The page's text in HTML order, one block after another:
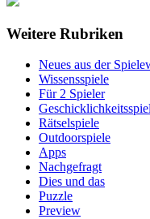
Weitere Rubriken
Neues aus der
Wissensspiele
Für 2 Spieler
Rätselspiele
Outdoorspiele
Apps
Nachgefragt
Dies und das
Puzzle
Preview